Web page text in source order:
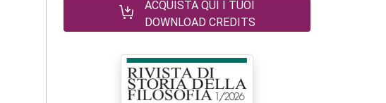
ACQUISTA QUI I TUOI
DOWNLOAD CREDITS